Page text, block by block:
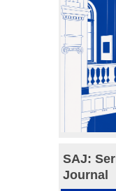
SAJ:
Journal